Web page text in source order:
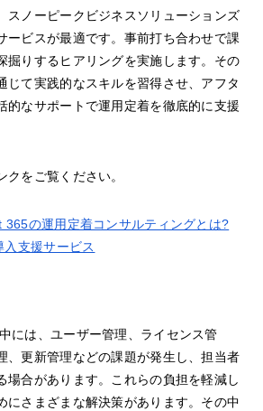
スノーピークビジネスソリューションズ
ービスが最適です。事前打ち合わせで課
掘りするヒアリングを実施します。その
じて実践的なスキルを習得させ、アフタ
的なサポートで運用定着を徹底的に支援
をご覧ください。
365の運用定着コンサルティングとは?
支援サービス
には、ユーザー管理、ライセンス管
、更新管理などの課題が発生し、担当者
場合があります。これらの負担を軽減し
にさまざまな解決策があります。その中